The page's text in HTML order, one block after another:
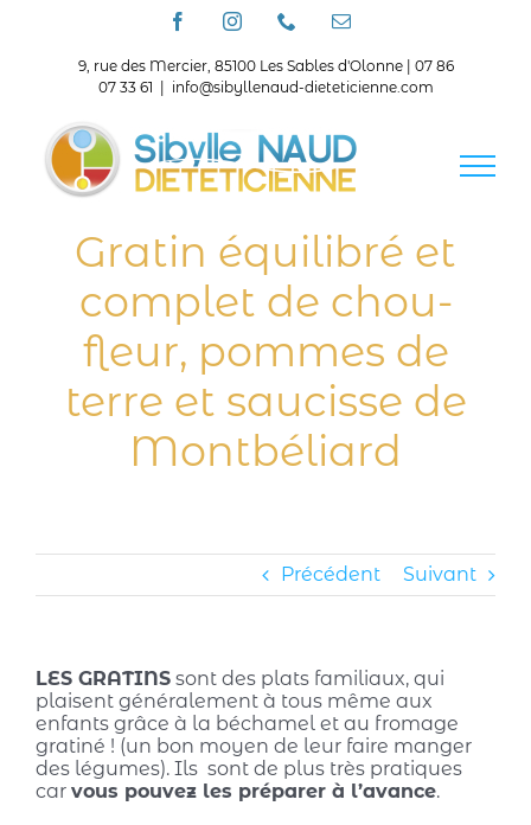
FacebookInstagramTéléphoneEmail
9, rue des Mercier, 85100 Les Sables d'Olonne | 07 86
07 33 61
info@sibyllenaud-dieteticienne.com
Gratin équilibré et
complet de chou-
fleur, pommes de
terre et saucisse de
Montbéliard
Précédent Suivant
LES GRATINSsont des plats familiaux, qui
plaisent généralement à tous même aux
enfants grâce à la béchamel et au fromage
gratiné ! (un bon moyen de leur faire manger
des légumes). Ils sont de plus très pratiques
car vous pouvez les préparer à l’avance.